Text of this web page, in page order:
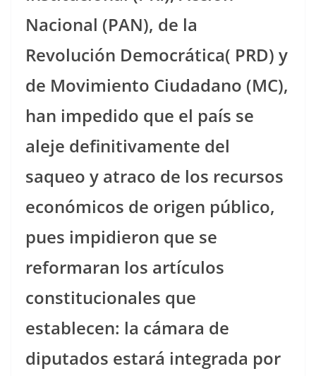
Nacional (PAN), de la
Revolución Democrática( PRD) y
de Movimiento Ciudadano (MC),
han impedido que el país se
aleje definitivamente del
saqueo y atraco de los recursos
económicos de origen público,
pues impidieron que se
reformaran los artículos
constitucionales que
establecen: la cámara de
diputados estará integrada por